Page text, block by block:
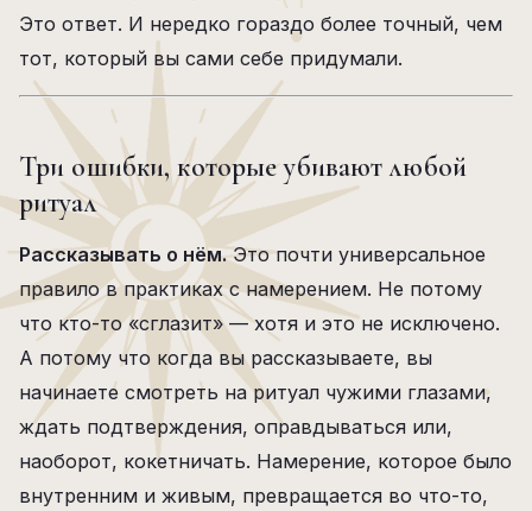
Это ответ. И нередко гораздо более точный, чем
тот, который вы сами себе придумали.
Три ошибки, которые убивают любой
ритуал
Рассказывать о нём.Это почти универсальное
правило в практиках с намерением. Не потому
что кто-то «сглазит» — хотя и это не исключено.
А потому что когда вы рассказываете, вы
начинаете смотреть на ритуал чужими глазами,
ждать подтверждения, оправдываться или,
наоборот, кокетничать. Намерение, которое было
внутренним и живым, превращается во что-то,